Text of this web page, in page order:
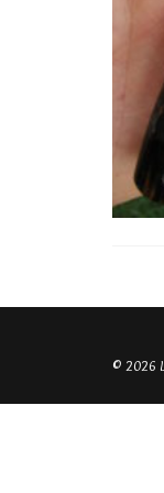
© 2026